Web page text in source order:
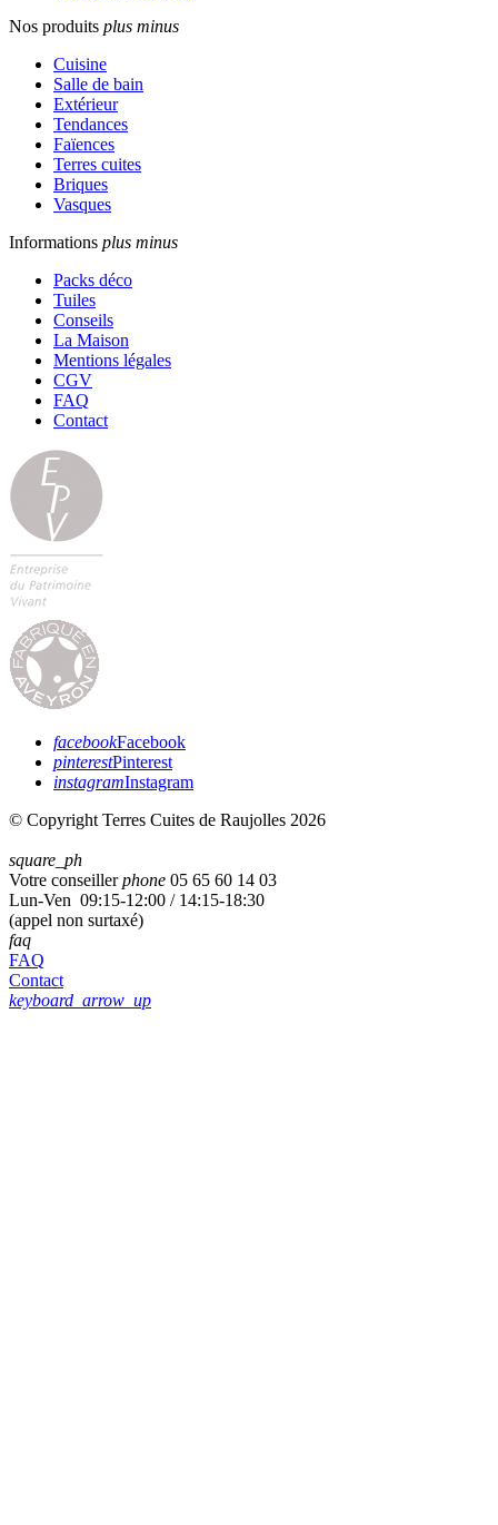
Nos produits plus minus
Cuisine
Salle de bain
Extérieur
Tendances
Faïences
Terres cuites
Briques
Vasques
Informations plus minus
Packs déco
Tuiles
Conseils
La Maison
Mentions légales
CGV
FAQ
Contact
facebookFacebook
pinterestPinterest
instagramInstagram
© Copyright Terres Cuites de Raujolles 2026
square_ph
Votre conseillerphone 05 65 60 14 03
Lun-Ven 09:15-12:00 / 14:15-18:30
(appel non surtaxé)
faq
FAQ
Contact
keyboard_arrow_up